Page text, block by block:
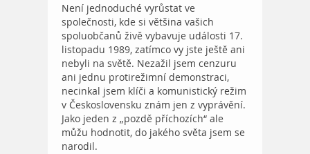
Není jednoduché vyrůstat ve
společnosti, kde si většina vašich
spoluobčanů živě vybavuje události 17.
listopadu 1989, zatímco vy jste ještě ani
nebyli na světě. Nezažil jsem cenzuru
ani jednu protirežimní demonstraci,
necinkal jsem klíči a komunistický režim
v Československu znám jen z vyprávění.
Jako jeden z „pozdě příchozích“ ale
můžu hodnotit, do jakého světa jsem se
narodil.